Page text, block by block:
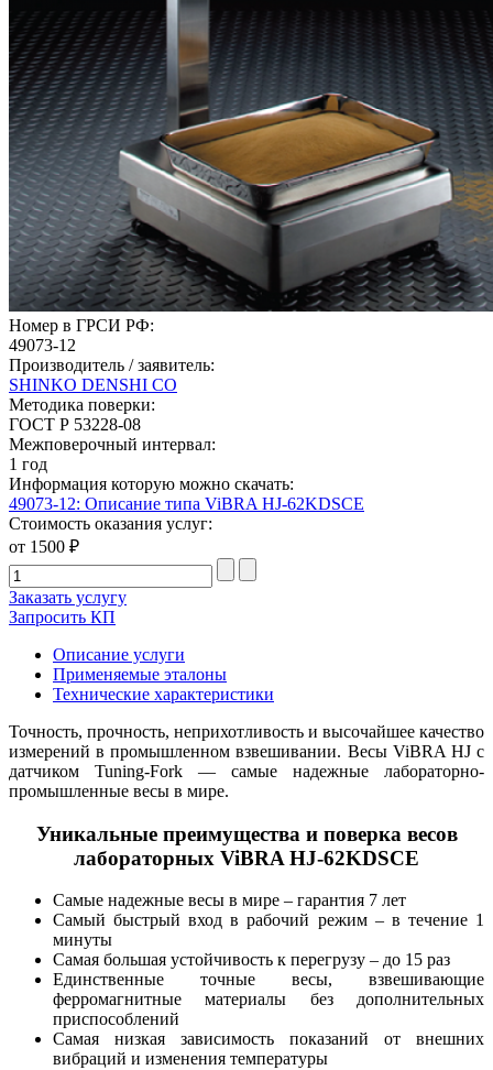
Номер в ГРСИ РФ:
49073-12
Производитель / заявитель:
SHINKO DENSHI CO
Методика поверки:
ГОСТ Р 53228-08
Межповерочный интервал:
1 год
Информация которую можно скачать:
49073-12: Описание типа ViBRA HJ-62KDSCE
Стоимость оказания услуг:
от 1500 ₽
Заказать услугу
Запросить КП
Описание услуги
Применяемые эталоны
Технические характеристики
Точность, прочность, неприхотливость и высочайшее качество
измерений в промышленном взвешивании. Весы ViBRA HJ с
датчиком Tuning-Fork — самые надежные лабораторно-
промышленные весы в мире.
Уникальные преимущества и поверка весов
лабораторных ViBRA HJ-62KDSCE
Самые надежные весы в мире – гарантия 7 лет
Самый быстрый вход в рабочий режим – в течение 1
минуты
Самая большая устойчивость к перегрузу – до 15 раз
Единственные точные весы, взвешивающие
ферромагнитные материалы без дополнительных
приспособлений
Самая низкая зависимость показаний от внешних
вибраций и изменения температуры